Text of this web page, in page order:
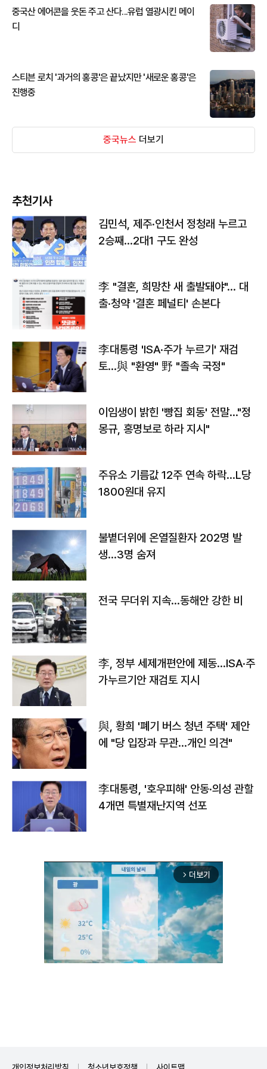
중국산 에어콘을 웃돈 주고 산다...유럽 열광시킨 메이
디
스티븐 로치 '과거의 홍콩'은 끝났지만 '새로운 홍콩'은
진행중
중국뉴스 더보기
추천기사
김민석, 제주·인천서 정청래 누르고
2승째…2대1 구도 완성
李 "결혼, 희망찬 새 출발돼야"… 대
출·청약 '결혼 페널티' 손본다
李대통령 'ISA·주가 누르기' 재검
토…與 "환영" 野 "졸속 국정"
이임생이 밝힌 '빵집 회동' 전말…"정
몽규, 홍명보로 하라 지시"
주유소 기름값 12주 연속 하락…L당
1800원대 유지
불볕더위에 온열질환자 202명 발
생…3명 숨져
전국 무더위 지속…동해안 강한 비
李, 정부 세제개편안에 제동…ISA·주
가누르기안 재검토 지시
與, 황희 '폐기 버스 청년 주택' 제안
에 "당 입장과 무관…개인 의견"
李대통령, '호우피해' 안동·의성 관할
4개면 특별재난지역 선포
arrow_forward_ios 더보기